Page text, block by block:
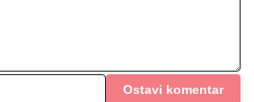
Ostavi komentar